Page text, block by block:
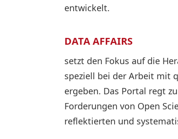
entwickelt.
DATA AFFAIRS
setzt den Fokus auf die
speziell bei der Arbeit mit
ergeben. Das Portal regt
Forderungen von Open
reflektierten und